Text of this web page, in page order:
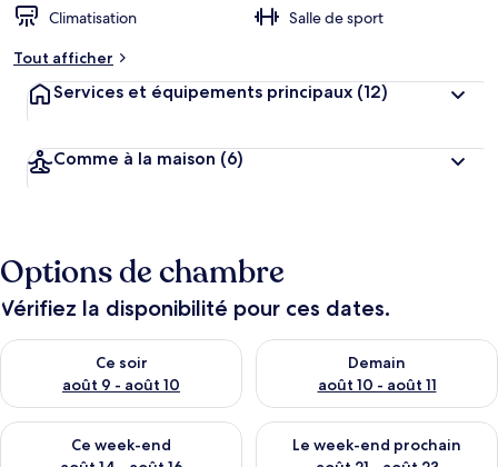
Climatisation
Salle de sport
Tout afficher
Services et équipements principaux (12)
Comme à la maison (6)
Options de chambre
Vérifiez la disponibilité pour ces dates.
Ce soir
août 9 - août 10
Vérifier la disponibilité pour ce soir août 9 - août 10
Demain
août 10 - août 11
Vérifier la disponibilité pour
Ce week-end
Vérifier la disponibilité pour ce week-end août 14 - août 16
Le week-end prochain
Vérifier la disponibilité pour